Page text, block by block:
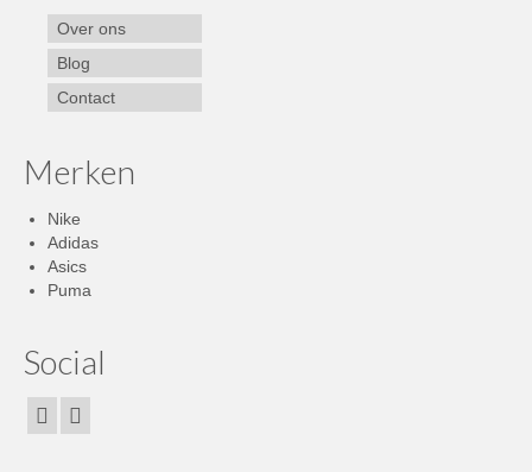
Over ons
Blog
Contact
Merken
Nike
Adidas
Asics
Puma
Social